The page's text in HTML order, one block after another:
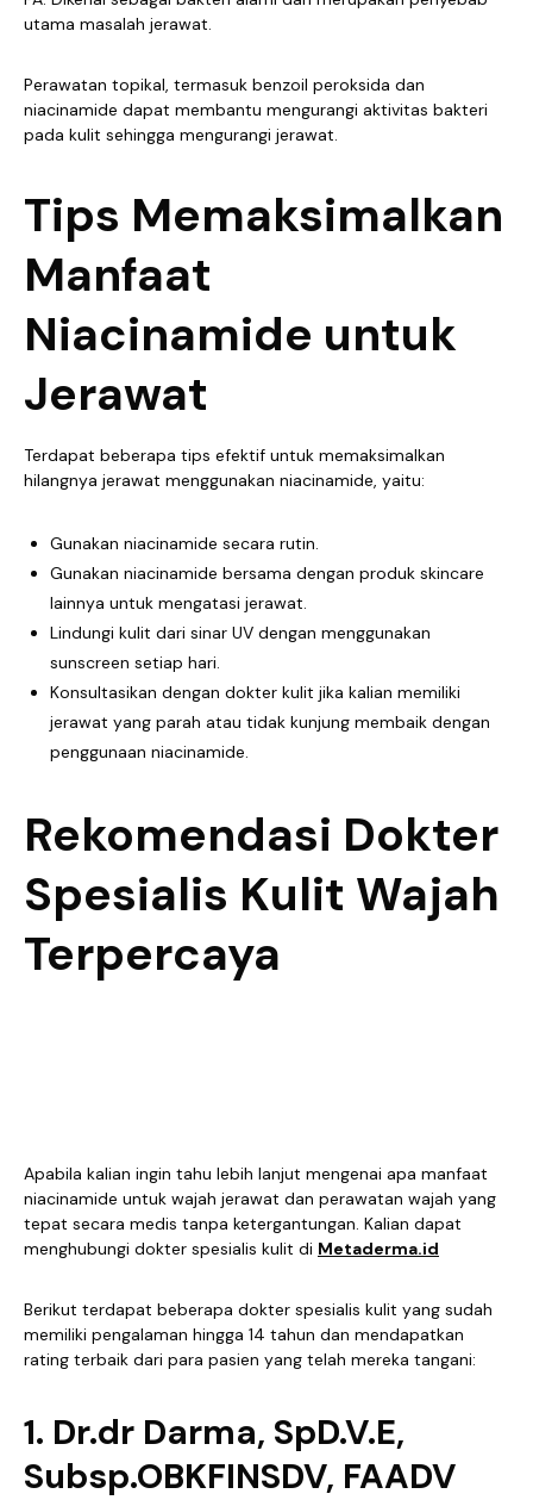
utama masalah jerawat.
Perawatan topikal, termasuk benzoil peroksida dan
niacinamide dapat membantu mengurangi aktivitas bakteri
pada kulit sehingga mengurangi jerawat.
Tips Memaksimalkan
Manfaat
Niacinamide untuk
Jerawat
Terdapat beberapa tips efektif untuk memaksimalkan
hilangnya jerawat menggunakan niacinamide, yaitu:
Gunakan niacinamide secara rutin.
Gunakan niacinamide bersama dengan produk skincare
lainnya untuk mengatasi jerawat.
Lindungi kulit dari sinar UV dengan menggunakan
sunscreen setiap hari.
Konsultasikan dengan dokter kulit jika kalian memiliki
jerawat yang parah atau tidak kunjung membaik dengan
penggunaan niacinamide.
Rekomendasi Dokter
Spesialis Kulit Wajah
Terpercaya
Apabila kalian ingin tahu lebih lanjut mengenai apa manfaat
niacinamide untuk wajah jerawat dan perawatan wajah yang
tepat secara medis tanpa ketergantungan. Kalian dapat
menghubungi dokter spesialis kulit di Metaderma.id
Berikut terdapat beberapa dokter spesialis kulit yang sudah
memiliki pengalaman hingga 14 tahun dan mendapatkan
rating terbaik dari para pasien yang telah mereka tangani:
1. Dr.dr Darma, SpD.V.E,
Subsp.OBKFINSDV, FAADV